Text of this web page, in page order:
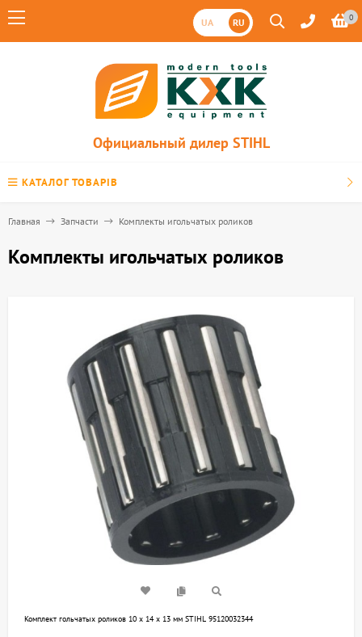
UA RU 0
Официальный дилер STIHL
КАТАЛОГ ТОВАРІВ
Главная Запчасти Комплекты игольчатых роликов
Комплекты игольчатых роликов
Комплект гольчатых роликов 10 x 14 x 13 мм STIHL 95120032344